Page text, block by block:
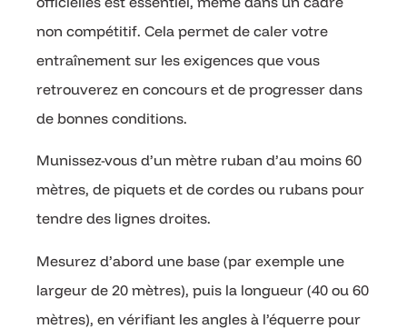
non compétitif. Cela permet de caler votre
entraînement sur les exigences que vous
retrouverez en concours et de progresser dans
de bonnes conditions.
Munissez-vous d’un mètre ruban d’au moins 60
mètres, de piquets et de cordes ou rubans pour
tendre des lignes droites.
Mesurez d’abord une base (par exemple une
largeur de 20 mètres), puis la longueur (40 ou 60
mètres), en vérifiant les angles à l’équerre pour